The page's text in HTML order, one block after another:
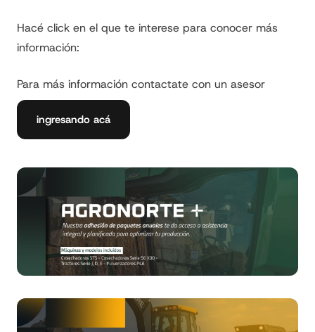
Hacé click en el que te interese para conocer más
información:
Para más información contactate con un asesor
ingresando acá